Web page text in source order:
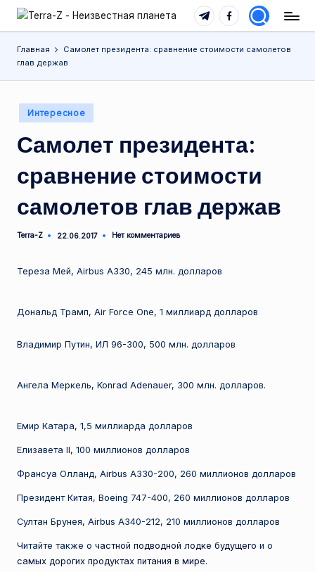
Перейти
содержимому
TelegramFacebook
T
e
a
-
-
Н
е
в
с
а
я
п
л
а
н
е
Главная
Самолет президента: сравнение стоимости самолетов
глав держав
Опубликовано
в
Интересное
Самолет президента:
сравнение стоимости
самолетов глав держав
Запись
Terra-Z 22.06.2017 Нет комментариев
Тереза Мей, Airbus A330, 245 млн. долларов
Дональд Трамп, Air Force One, 1 миллиард долларов
Владимир Путин, ИЛ 96-300, 500 млн. долларов
Ангела Меркель, Konrad Adenauer, 300 млн. долларов.
Емир Катара, 1,5 миллиарда долларов
Елизавета II, 100 миллионов долларов
Франсуа Олланд, Airbus A330-200, 260 миллионов долларов
Президент Китая, Boeing 747-400, 260 миллионов долларов
Султан Брунея, Airbus A340-212, 210 миллионов долларов
Читайте также о частной подводной лодке будущего и о
самых дорогих продуктах питания в мире.